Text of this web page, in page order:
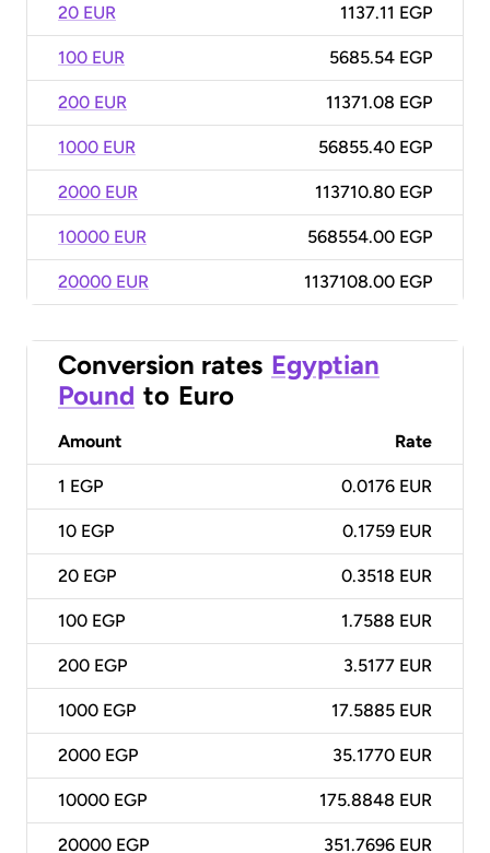
20 EUR 1137.11 EGP
100 EUR 5685.54 EGP
200 EUR 11371.08 EGP
1000 EUR 56855.40 EGP
2000 EUR 113710.80 EGP
10000 EUR 568554.00 EGP
20000 EUR 1137108.00 EGP
Conversion rates Egyptian
Pound to Euro
Amount Rate
1 EGP 0.0176 EUR
10 EGP 0.1759 EUR
20 EGP 0.3518 EUR
100 EGP 1.7588 EUR
200 EGP 3.5177 EUR
1000 EGP 17.5885 EUR
2000 EGP 35.1770 EUR
10000 EGP 175.8848 EUR
20000 EGP 351.7696 EUR